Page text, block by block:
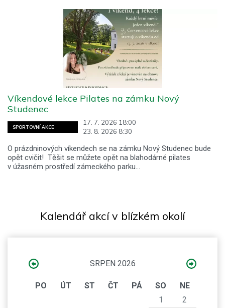
SPORTOVNÍ AKCE
17. 7. 2026 18:00
23. 8. 2026 8:30
Víkendové lekce Pilates na zámku Nový
Studenec
O prázdninových víkendech se na zámku Nový Studenec bude
opět cvičit! Těšit se můžete opět na blahodárné pilates
v úžasném prostředí zámeckého parku…
Kalendář akcí v blízkém okolí
SRPEN 2026
PO ÚT ST ČT PÁ SO
NE
1
2